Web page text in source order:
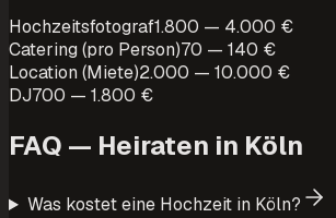
Hochzeitsfotograf1.800 — 4.000 €
Catering (pro Person)70 — 140 €
Location (Miete)2.000 — 10.000 €
DJ700 — 1.800 €
FAQ — Heiraten in Köln
Was kostet eine Hochzeit in Köln?